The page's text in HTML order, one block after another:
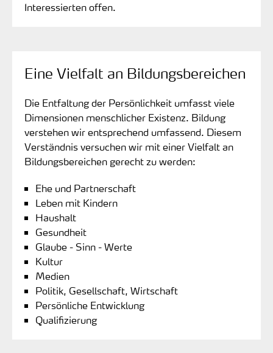
Interessierten offen.
Eine Vielfalt an Bildungsbereichen
Die Entfaltung der Persönlichkeit umfasst viele
Dimensionen menschlicher Existenz. Bildung
verstehen wir entsprechend umfassend. Diesem
Verständnis versuchen wir mit einer Vielfalt an
Bildungsbereichen gerecht zu werden:
Ehe und Partnerschaft
Leben mit Kindern
Haushalt
Gesundheit
Glaube - Sinn - Werte
Kultur
Medien
Politik, Gesellschaft, Wirtschaft
Persönliche Entwicklung
Qualifizierung